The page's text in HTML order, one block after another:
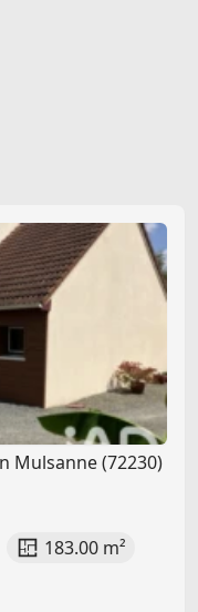
Mulsanne (72230)
183.00 m²